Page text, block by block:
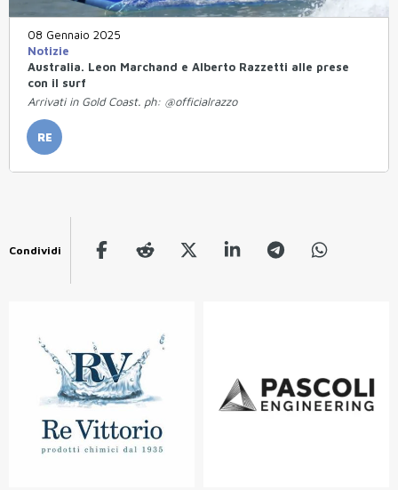
08 Gennaio 2025
Notizie
Australia. Leon Marchand e Alberto Razzetti alle prese
con il surf
Arrivati in Gold Coast. ph: @officialrazzo
RE
Condividi